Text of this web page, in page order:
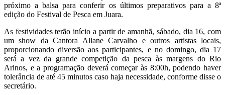
próximo a balsa para conferir os últimos preparativos para a 8ª
edição do Festival de Pesca em Juara.
As festividades terão início a partir de amanhã, sábado, dia 16, com
um show da Cantora Allane Carvalho e outros artistas locais,
proporcionando diversão aos participantes, e no domingo, dia 17
será a vez da grande competição da pesca às margens do Rio
Arinos, e a programação deverá começar às 8:00h, podendo haver
tolerância de até 45 minutos caso haja necessidade, conforme disse o
secretário.